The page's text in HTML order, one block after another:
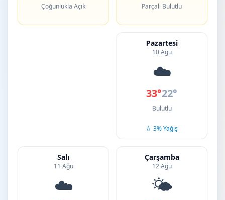
Çoğunlukla Açık Parçalı Bulutlu
Pazartesi
10 Ağu
☁️
33°22°
Bulutlu
💧 3% Yağış
Salı
11 Ağu
☁️
Çarşamba
12 Ağu
🌤️